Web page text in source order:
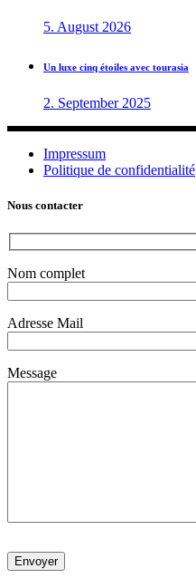
5. August 2026
Un luxe cinq étoiles avec tourasia
2. September 2025
Impressum
Politique de confidentialité
Nous contacter
Nom complet
Adresse Mail
Message